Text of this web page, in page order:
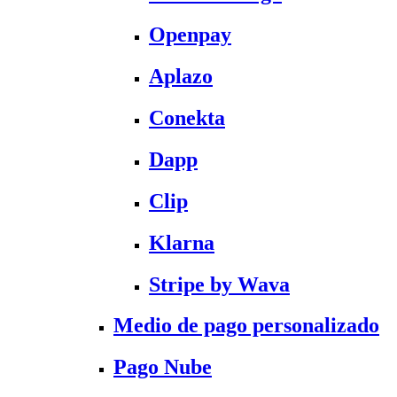
Openpay
Aplazo
Conekta
Dapp
Clip
Klarna
Stripe by Wava
Medio de pago personalizado
Pago Nube